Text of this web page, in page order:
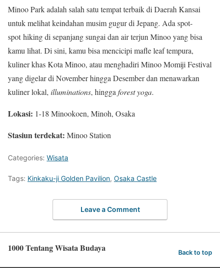
Minoo Park adalah salah satu tempat terbaik di Daerah Kansai
untuk melihat keindahan musim gugur di Jepang. Ada spot-
spot hiking di sepanjang sungai dan air terjun Minoo yang bisa
kamu lihat. Di sini, kamu bisa mencicipi mafle leaf tempura,
kuliner khas Kota Minoo, atau menghadiri Minoo Momiji Festival
yang digelar di November hingga Desember dan menawarkan
kuliner lokal, illuminations, hingga forest yoga.
Lokasi: 1-18 Minookoen, Minoh, Osaka
Stasiun terdekat: Minoo Station
Categories: Wisata
Tags: Kinkaku-ji Golden Pavilion, Osaka Castle
Leave a Comment
1000 Tentang Wisata Budaya Back to top